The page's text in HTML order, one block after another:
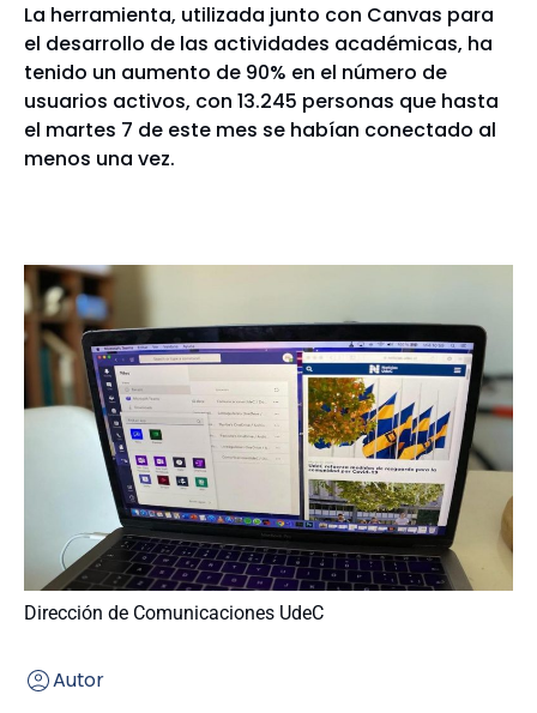
La herramienta, utilizada junto con Canvas para
el desarrollo de las actividades académicas, ha
tenido un aumento de 90% en el número de
usuarios activos, con 13.245 personas que hasta
el martes 7 de este mes se habían conectado al
menos una vez.
Dirección de Comunicaciones UdeC
Autor